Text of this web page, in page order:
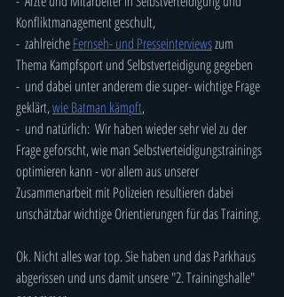
Konfliktmanagement geschult,
-  zahlreiche Fernseh- und Presseinterviews zum
Thema Kampfsport und Selbstverteidigung gegeben
-  und dabei unter anderem die super- wichtige Frage
geklärt, wie Batman kämpft,
-  und natürlich:  Wir haben wieder sehr viel zu der
Frage geforscht, wie man Selbstverteidigungstrainings
optimieren kann - vor allem aus unserer
Zusammenarbeit mit Polizeien resultieren dabei
unschätzbar wichtige Orientierungen für das Training.
Ok. Nicht alles war top. Sie haben und das Parkhaus
abgerissen und uns damit unsere "2. Trainingshalle"